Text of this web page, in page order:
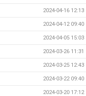
2024-04-16 12:13
2024-04-12 09:40
2024-04-05 15:03
2024-03-26 11:31
2024-03-25 12:43
2024-03-22 09:40
2024-03-20 17:12